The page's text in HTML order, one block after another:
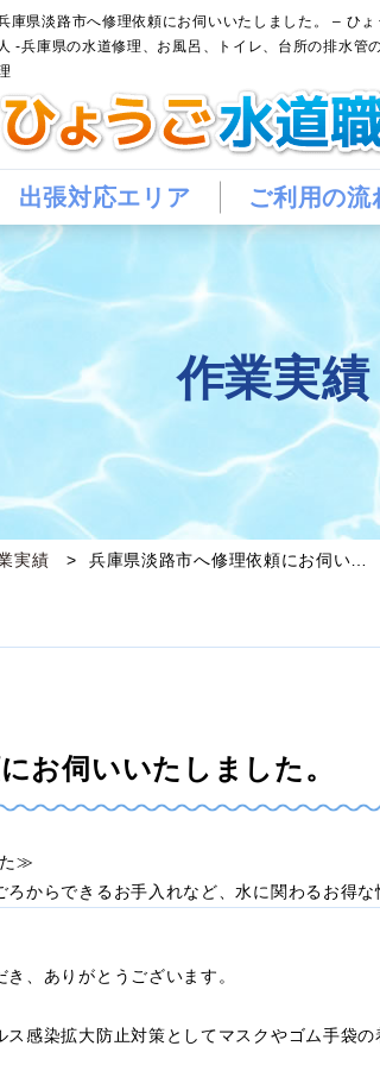
庫県淡路市へ修理依頼にお伺いいたしました。 – ひょ
人 -兵庫県の水道修理、お風呂、トイレ、台所の排水管
出張対応エリア ご利用の流
作業実績
実績 兵庫県淡路市へ修理依頼にお伺い…
お伺いいたしました。
≫
からできるお手入れなど、水に関わるお得
、ありがとうございます。
感染拡大防止対策としてマスクやゴム手袋